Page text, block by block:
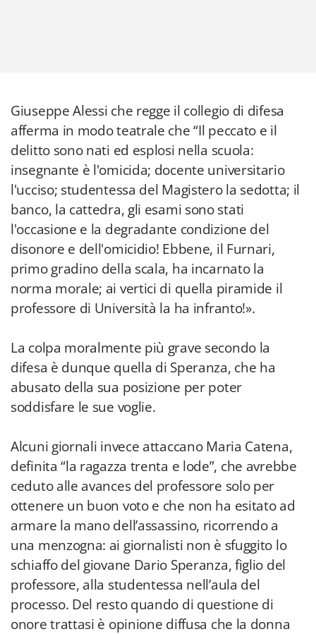
Giuseppe Alessi che regge il collegio di difesa
afferma in modo teatrale che “Il peccato e il
delitto sono nati ed esplosi nella scuola:
insegnante è l'omicida; docente universitario
l'ucciso; studentessa del Magistero la sedotta; il
banco, la cattedra, gli esami sono stati
l'occasione e la degradante condizione del
disonore e dell'omicidio! Ebbene, il Furnari,
primo gradino della scala, ha incarnato la
norma morale; ai vertici di quella piramide il
professore di Università la ha infranto!».
La colpa moralmente più grave secondo la
difesa è dunque quella di Speranza, che ha
abusato della sua posizione per poter
soddisfare le sue voglie.
Alcuni giornali invece attaccano Maria Catena,
definita “la ragazza trenta e lode”, che avrebbe
ceduto alle avances del professore solo per
ottenere un buon voto e che non ha esitato ad
armare la mano dell’assassino, ricorrendo a
una menzogna: ai giornalisti non è sfuggito lo
schiaffo del giovane Dario Speranza, figlio del
professore, alla studentessa nell’aula del
processo. Del resto quando di questione di
onore trattasi è opinione diffusa che la donna